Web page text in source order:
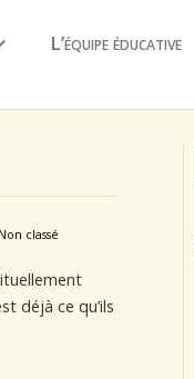
L’équipe éducative
Non classé
déjà ce qu’ils